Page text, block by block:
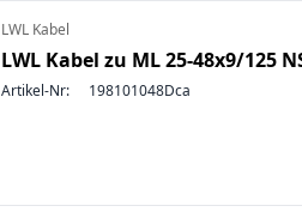
LWL Kabel
LWL Kabel zu ML 25-48x9/125
Artikel-Nr: 198101048Dca